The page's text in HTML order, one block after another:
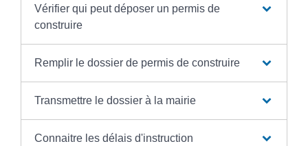
Vérifier qui peut déposer un permis de
construire
Remplir le dossier de permis de construire
Transmettre le dossier à la mairie
Connaitre les délais d'instruction